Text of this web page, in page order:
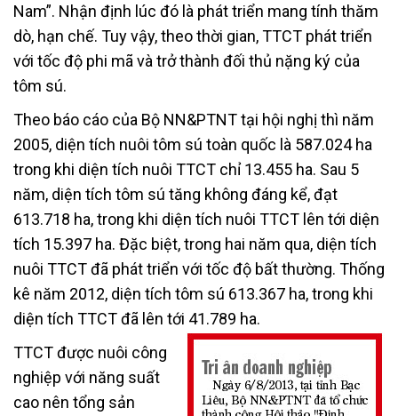
Nam”. Nhận định lúc đó là phát triển mang tính thăm
dò, hạn chế. Tuy vậy, theo thời gian, TTCT phát triển
với tốc độ phi mã và trở thành đối thủ nặng ký của
tôm sú.
Theo báo cáo của Bộ NN&PTNT tại hội nghị thì năm
2005, diện tích nuôi tôm sú toàn quốc là 587.024 ha
trong khi diện tích nuôi TTCT chỉ 13.455 ha. Sau 5
năm, diện tích tôm sú tăng không đáng kể, đạt
613.718 ha, trong khi diện tích nuôi TTCT lên tới diện
tích 15.397 ha. Đặc biệt, trong hai năm qua, diện tích
nuôi TTCT đã phát triển với tốc độ bất thường. Thống
kê năm 2012, diện tích tôm sú 613.367 ha, trong khi
diện tích TTCT đã lên tới 41.789 ha.
TTCT được nuôi công
nghiệp với năng suất
cao nên tổng sản